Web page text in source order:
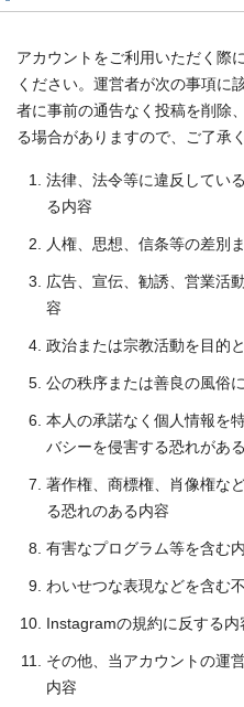
アカウントをご利用いただく際
ください。運営者が次の事項に
者に事前の通告なく投稿を削除
る場合がありますので、ご了承
法律、法令等に違反してい
る内容
人権、思想、信条等の差別
広告、宣伝、勧誘、営業活
容
政治または宗教活動を目的
公の秩序または善良の風俗
本人の承諾なく個人情報を
バシーを侵害する恐れがあ
著作権、商標権、肖像権な
る恐れのある内容
有害なプログラム等を含む
わいせつな表現などを含む
Instagramの規約に反する内
その他、当アカウントの運
内容